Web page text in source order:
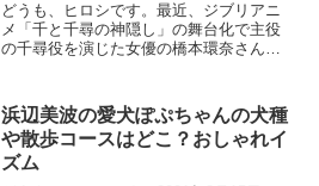
どうも、ヒロシです。最近、ジブリアニ
メ「千と千尋の神隠し」の舞台化で主役
の千尋役を演じた女優の橋本環奈さんで
うな服を着ないというような噂まであり
ましたよね。まあ、テレビでの見た目の
話ですが...
浜辺美波の愛犬ぽぷちゃんの犬種
や散歩コースはどこ？おしゃれイ
ズム